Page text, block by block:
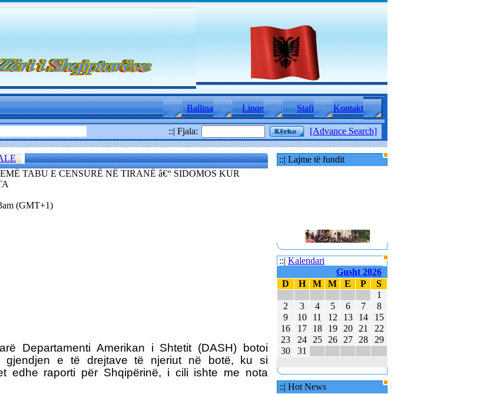
Ballina Linqe Stafi Kontakt
::| Fjala: [Advance Search]
TABU E CENSURË NË TIRANË â€“ SIDOMOS KUR
(GMT+1)
Departamenti Amerikan i Shtetit (DASH) botoi
gjendjen e të drejtave të njeriut në botë, ku si
edhe raporti për Shqipërinë, i cili ishte me nota
::| Lajme të fundit
80 TË RINJ AMERIKANË
E MBAJTËN PARA
KUVENDIT KONCERTIN
ME KËNGË PATRIOTIKE
KËNGËTARJA
BRITANIKE E SHTYN
UDHËTIMIN NË
HAPËSIRË
BARCELONA NË
FINALEN EVROPIANE
::| Kalendari
Gusht 2026
D
H M M E P
S
1
2
3 4 5 6 7
8
9
10 11 12 13 14
15
16
17 18 19 20 21
22
23
24 25 26 27 28
29
30
31
::| Hot News